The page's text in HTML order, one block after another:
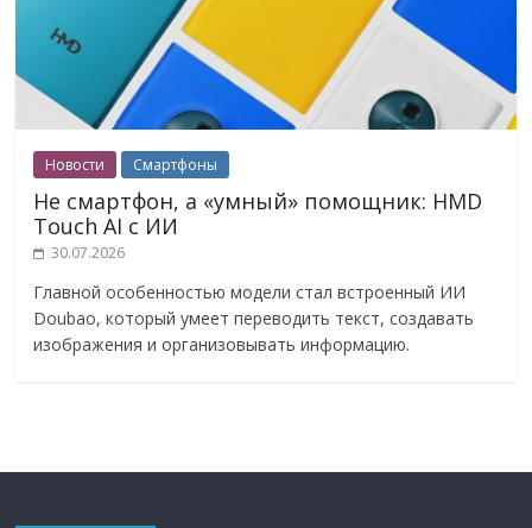
Новости Смартфоны
Не смартфон, а «умный» помощник: HMD
Touch AI с ИИ
30.07.2026
Главной особенностью модели стал встроенный ИИ
Doubao, который умеет переводить текст, создавать
изображения и организовывать информацию.